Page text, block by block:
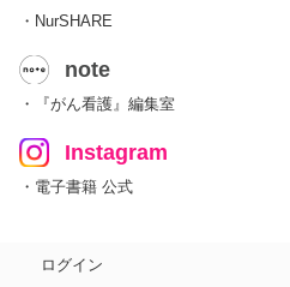
・NurSHARE
note
・『がん看護』編集室
Instagram
・電子書籍 公式
ログイン